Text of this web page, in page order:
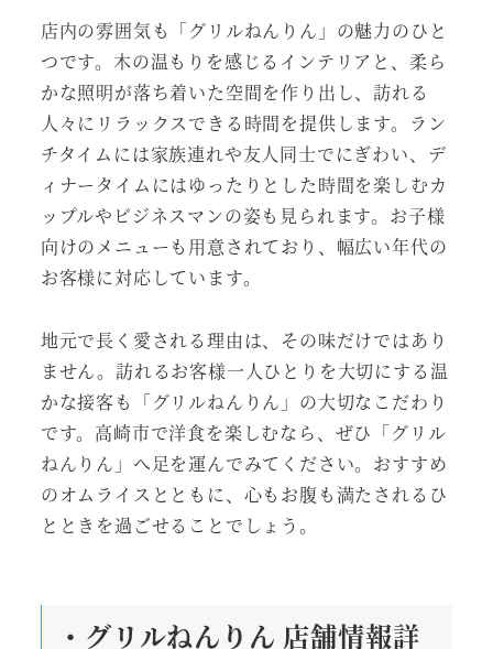
店内の雰囲気も「グリルねんりん」の魅力のひと
つです。木の温もりを感じるインテリアと、柔ら
かな照明が落ち着いた空間を作り出し、訪れる
人々にリラックスできる時間を提供します。ラン
チタイムには家族連れや友人同士でにぎわい、デ
ィナータイムにはゆったりとした時間を楽しむカ
ップルやビジネスマンの姿も見られます。お子様
向けのメニューも用意されており、幅広い年代の
お客様に対応しています。
地元で長く愛される理由は、その味だけではあり
ません。訪れるお客様一人ひとりを大切にする温
かな接客も「グリルねんりん」の大切なこだわり
です。高崎市で洋食を楽しむなら、ぜひ「グリル
ねんりん」へ足を運んでみてください。おすすめ
のオムライスとともに、心もお腹も満たされるひ
とときを過ごせることでしょう。
・グリルねんりん 店舗情報詳